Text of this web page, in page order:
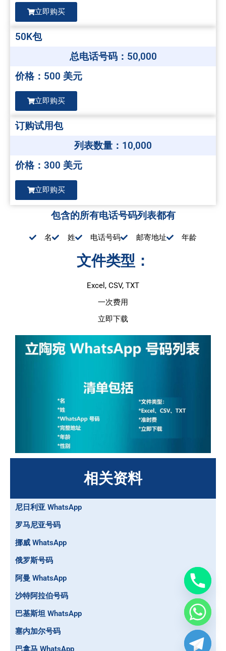
立即购买
50K包
总电话号码：50,000
价格：500 美元
立即购买
订购试用包
列表数量：10,000
价格：300 美元
立即购买
包含的所有电话号码列表都有
名 姓 电话号码 邮寄地址 年龄
文件类型：
Excel, CSV, TXT
一次费用
立即下载
相关资料
尼日利亚 WhatsApp
罗马尼亚号码
挪威 WhatsApp
俄罗斯号码
阿曼 WhatsApp
沙特阿拉伯号码
巴基斯坦 WhatsApp
塞内加尔号码
巴拿马 WhatsApp